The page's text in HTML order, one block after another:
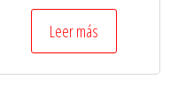
Leer más